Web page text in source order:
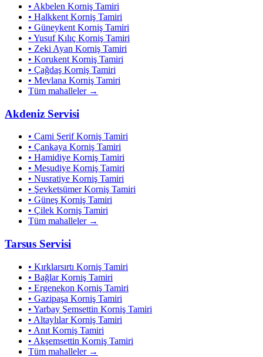
• Akbelen Korniş Tamiri
• Halkkent Korniş Tamiri
• Güneykent Korniş Tamiri
• Yusuf Kılıç Korniş Tamiri
• Zeki Ayan Korniş Tamiri
• Korukent Korniş Tamiri
• Çağdaş Korniş Tamiri
• Mevlana Korniş Tamiri
Tüm mahalleler →
Akdeniz Servisi
• Cami ŞerifKorniş Tamiri
• Çankaya Korniş Tamiri
• Hamidiye Korniş Tamiri
• Mesudiye Korniş Tamiri
• Nusratiye Korniş Tamiri
• ŞevketsümerKorniş Tamiri
• Güneş Korniş Tamiri
• Çilek Korniş Tamiri
Tüm mahalleler →
Tarsus Servisi
• Kırklarsırtı Korniş Tamiri
• BağlarKorniş Tamiri
• Ergenekon Korniş Tamiri
• Gazipaşa Korniş Tamiri
• Yarbay Şemsettin Korniş Tamiri
• AltaylılarKorniş Tamiri
• Anıt Korniş Tamiri
• Akşemsettin Korniş Tamiri
Tüm mahalleler →